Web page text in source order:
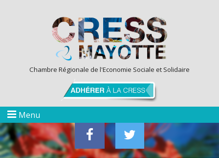
Chambre Régionale de l'Economie Sociale et Solidaire
Menu